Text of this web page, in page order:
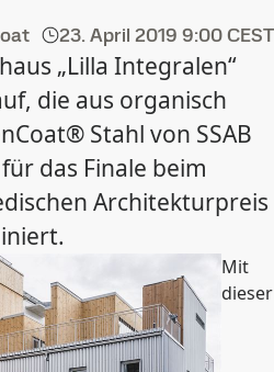
23. April 2019 9:00 CEST
„Lilla Integralen“
die aus organisch
Stahl von SSAB
das Finale beim
Architekturpreis
Mit
dieser